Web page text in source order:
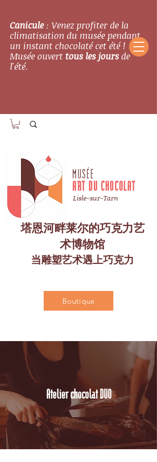
Canicule: Venez profiter de la
climatisation du musée pendant
un instant chocolaté cet été !
Musée ouverttous les joursde
l'été.
塔恩河畔莱尔的巧克力艺
术博物馆
当雕塑艺术遇上巧克力
Lisle-sur-Tarn
MUSÉE
ART DU CHOCOLAT
Boutique
Atelier chocolat DUO